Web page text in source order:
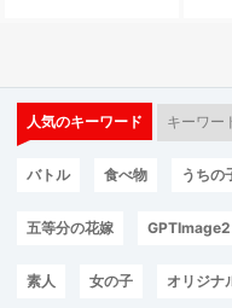
人気のキーワード キーワー
バトル 食べ物 うちの
五等分の花嫁 GPTImage2
素人 女の子 オリジナ